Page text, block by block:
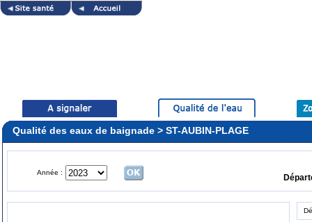
Qualité des eaux de baignade > ST-AUBIN-PLAGE
Année :